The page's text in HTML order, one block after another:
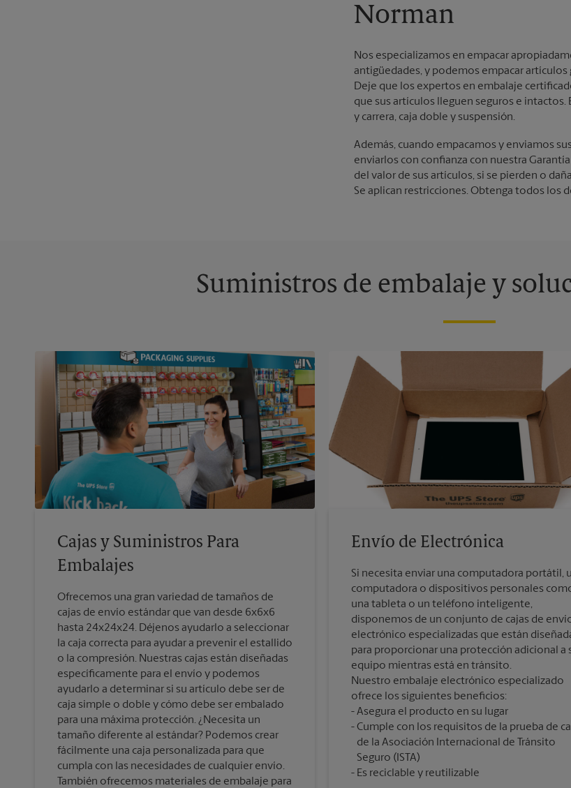
Norman
Nos especializamos en empacar
antigüedades, y podemos empacar
Deje que los expertos en embalaje
que sus artículos lleguen seguros e
y carrera, caja doble y suspensión.
Además, cuando empacamos y enviamos
enviarlos con confianza con nuestra
del valor de sus artículos, si se pierden o
Se aplican restricciones. Obtenga todos los
Suministros de embalaje y
Cajas y Suministros Para
Embalajes
Ofrecemos una gran variedad de tamaños de
cajas de envío estándar que van desde 6x6x6
hasta 24x24x24. Déjenos ayudarlo a seleccionar
la caja correcta para ayudar a prevenir el estallido
o la compresión. Nuestras cajas están diseñadas
específicamente para el envío y podemos
ayudarlo a determinar si su artículo debe ser de
caja simple o doble y cómo debe ser embalado
para una máxima protección. ¿Necesita un
tamaño diferente al estándar? Podemos crear
fácilmente una caja personalizada para que
cumpla con las necesidades de cualquier envío.
También ofrecemos materiales de embalaje para
Envío de Electrónica
Si necesita enviar una computadora portátil,
computadora o dispositivos personales
una tableta o un teléfono inteligente,
disponemos de un conjunto de cajas de
electrónico especializadas que están
para proporcionar una protección adicional a
equipo mientras está en tránsito.
Nuestro embalaje electrónico especializado
ofrece los siguientes beneficios:
Asegura el producto en su lugar
Cumple con los requisitos de la prueba de
de la Asociación Internacional de Tránsito
Seguro (ISTA)
Es reciclable y reutilizable